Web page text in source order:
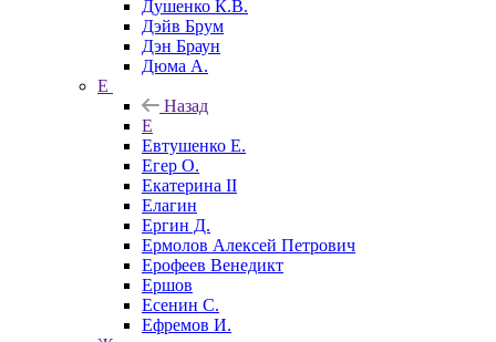
Душенко К.В.
Дэйв Брум
Дэн Браун
Дюма А.
Е
Назад
Е
Евтушенко Е.
Егер О.
Екатерина II
Елагин
Ергин Д.
Ермолов Алексей Петрович
Ерофеев Венедикт
Ершов
Есенин С.
Ефремов И.